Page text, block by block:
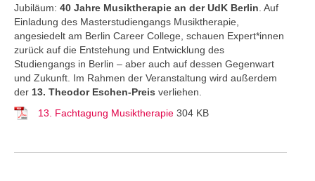
Jubiläum: 40 Jahre Musiktherapie an der UdK Berlin . Auf
Einladung des Masterstudiengangs Musiktherapie,
angesiedelt am Berlin Career College, schauen Expert*innen
zurück auf die Entstehung und Entwicklung des
Studiengangs in Berlin – aber auch auf dessen Gegenwart
und Zukunft. Im Rahmen der Veranstaltung wird außerdem
der 13. Theodor Eschen-Preis verliehen.
13. Fachtagung Musiktherapie 304 KB